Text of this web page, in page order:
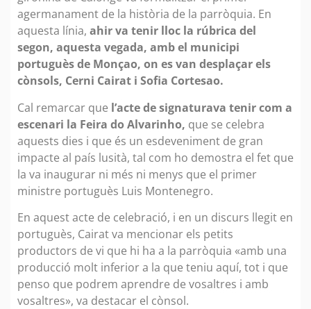
agermanament de la història de la parròquia. En
aquesta línia, ahir va tenir lloc la rúbrica del
segon, aquesta vegada, amb el municipi
portuguès de Monçao, on es van desplaçar els
cònsols, Cerni Cairat i Sofia Cortesao.
Cal remarcar que l’acte de signaturava tenir com a
escenari la Feira do Alvarinho, que se celebra
aquests dies i que és un esdeveniment de gran
impacte al país lusità, tal com ho demostra el fet que
la va inaugurar ni més ni menys que el primer
ministre portuguès Luis Montenegro.
En aquest acte de celebració, i en un discurs llegit en
portuguès, Cairat va mencionar els petits
productors de vi que hi ha a la parròquia «amb una
producció molt inferior a la que teniu aquí, tot i que
penso que podrem aprendre de vosaltres i amb
vosaltres», va destacar el cònsol.